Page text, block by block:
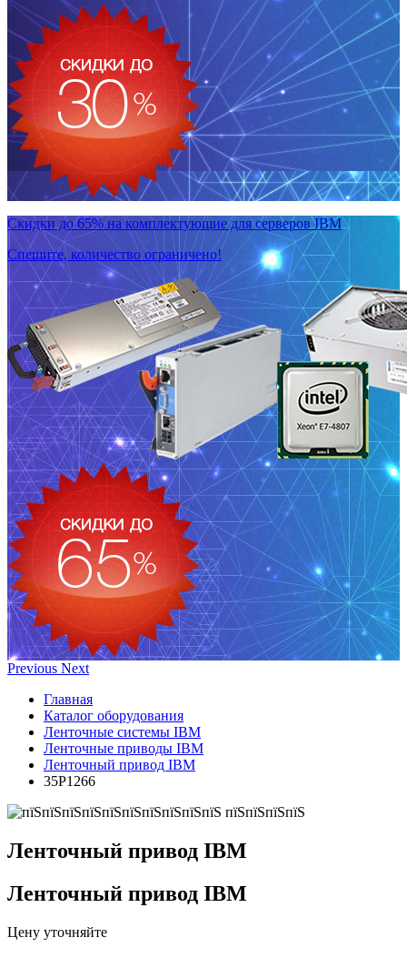
Скидки до 65% на комплектующие для серверов IBM
Спешите, количество ограничено!
Previous Next
Главная
Каталог оборудования
Ленточные системы IBM
Ленточные приводы IBM
Ленточный привод IBM
35P1266
Ленточный привод IBM
Ленточный привод IBM
Цену уточняйте